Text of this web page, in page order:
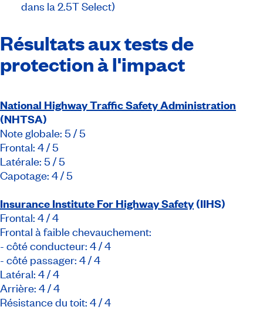
dans la 2.5T Select)
Résultats aux tests de
protection à l'impact
National Highway Traffic Safety Administration
(NHTSA)
Note globale: 5 / 5
Frontal: 4 / 5
Latérale: 5 / 5
Capotage: 4 / 5
Insurance Institute For Highway Safety(IIHS)
Frontal: 4 / 4
Frontal à faible chevauchement:
- côté conducteur: 4 / 4
- côté passager: 4 / 4
Latéral: 4 / 4
Arrière: 4 / 4
Résistance du toit: 4 / 4